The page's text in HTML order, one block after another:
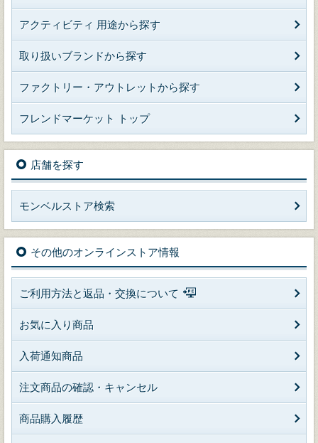
アクティビティ 用途から探す
取り扱いブランドから探す
ファクトリー・アウトレットから探す
フレンドマーケット トップ
店舗を探す
モンベルストア検索
その他のオンラインストア情報
ご利用方法と返品・交換について
お気に入り商品
入荷通知商品
注文商品の確認・キャンセル
商品購入履歴